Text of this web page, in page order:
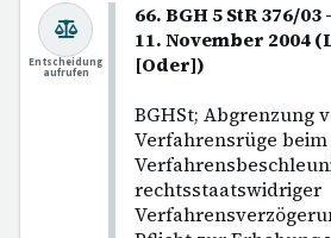
66. BGH 5 StR 376/
11. November 2004
[Oder])
BGHSt; Abgrenzung
Verfahrensrüge
rechtsstaatswidriger
Entscheidung
aufrufen